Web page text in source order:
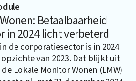
Betaalbaarheid
in 2024 licht verbeterd
de corporatiesector is in 2024
van 2023. Dat blijkt uit
Lokale Monitor Wonen (LMW)